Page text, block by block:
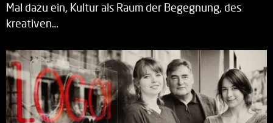
Mal dazu ein, Kultur als Raum der Begegnung, des
kreativen…